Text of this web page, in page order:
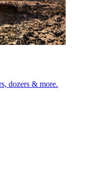
dozers & more.